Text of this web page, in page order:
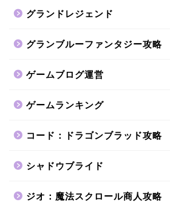
グランドレジェンド
グランブルーファンタジー攻略
ゲームブログ運営
ゲームランキング
コード：ドラゴンブラッド攻略
シャドウブライド
ジオ：魔法スクロール商人攻略